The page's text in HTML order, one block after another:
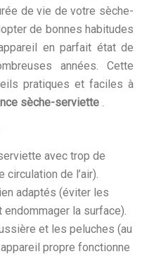
de vie de votre sèche-
de bonnes habitudes
en parfait état de
années. Cette
pratiques et faciles à
sèche-serviette .
avec trop de
de l’air).
adaptés (éviter les
la surface).
et les peluches (au
propre fonctionne